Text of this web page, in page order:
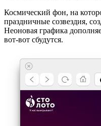
Космический фон, на
праздничные созвездия,
Неоновая графика
вот-вот сбудутся.